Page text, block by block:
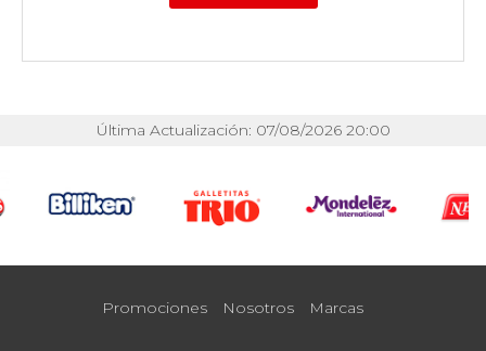
Última Actualización: 07/08/2026 20:00
Promociones Nosotros Marcas